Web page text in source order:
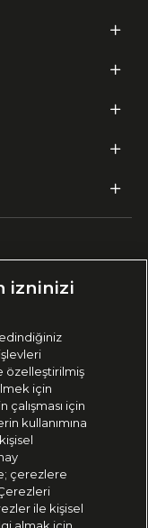
izninizi
özelleştirilmiş
için
için
kullanımına
çerezlere
ile kişisel